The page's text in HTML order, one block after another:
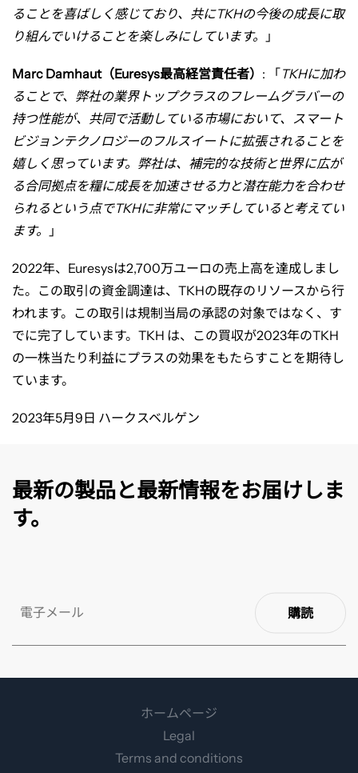
ることを喜ばしく感じており、共にTKHの今後の成長に取
り組んでいけることを楽しみにしています。
」
Marc Damhaut（Euresys最高経営責任者） : 「TKHに加わ
ることで、弊社の業界トップクラスのフレームグラバーの
持つ性能が、共同で活動している市場において、スマート
ビジョンテクノロジーのフルスイートに拡張されることを
嬉しく思っています。弊社は、補完的な技術と世界に広が
る合同拠点を糧に成長を加速させる力と潜在能力を合わせ
られるという点でTKHに非常にマッチしていると考えてい
ます。
」
2022年、 Euresysは2,700万ユーロの売上高を達成しまし
た。この取引の資金調達は、 TKHの既存のリソースから行
われます。この取引は規制当局の承認の対象ではなく、す
でに完了しています。 TKH は、この買収が2023年のTKH
の一株当たり利益にプラスの効果をもたらすことを期待し
ています。
2023年5月9日 ハークスベルゲン
最新の製品と最新情報をお届けしま
す。
購読
ホームページ
Legal
Terms and conditions